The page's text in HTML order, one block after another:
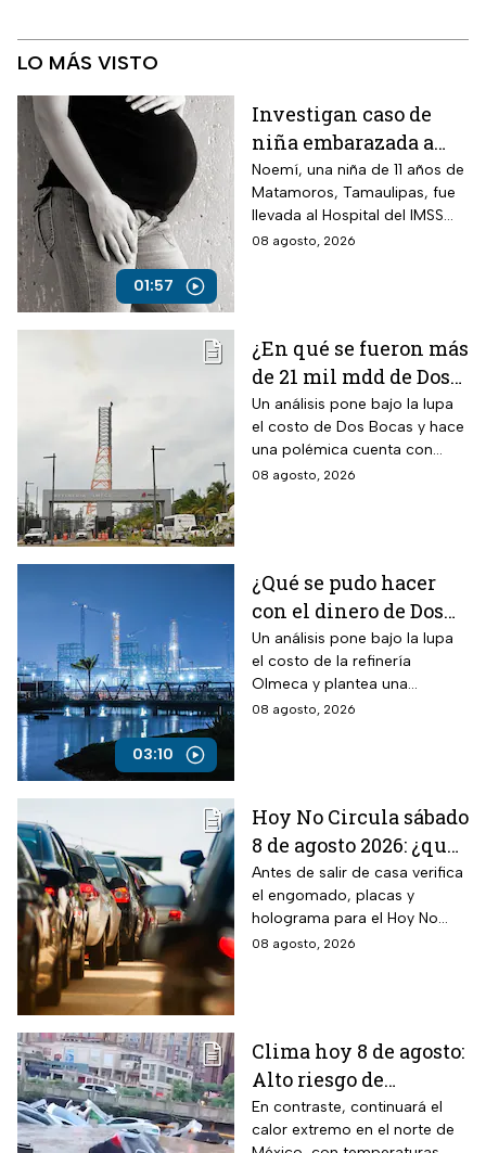
LO MÁS VISTO
01:57
Investigan caso de
niña embarazada a
sus 11 años
Noemí, una niña de 11 años de
Matamoros, Tamaulipas, fue
llevada al Hospital del IMSS
tras una llamada al 911 por
08 agosto, 2026
¿En qué se fueron más
de 21 mil mdd de Dos
Bocas? La polémica
cuenta de las
“refinerías hechizas”
Un análisis pone bajo la lupa
el costo de Dos Bocas y hace
una polémica cuenta con
pequeñas instalaciones
08 agosto, 2026
03:10
¿Qué se pudo hacer
con el dinero de Dos
Bocas? La polémica
cuenta de las
“refinerías hechizas”
Un análisis pone bajo la lupa
el costo de la refinería
Olmeca y plantea una
polémica comparación con
08 agosto, 2026
Hoy No Circula sábado
8 de agosto 2026: ¿qué
autos no circulan en
CDMX y Edomex?
Antes de salir de casa verifica
el engomado, placas y
holograma para el Hoy No
Circula de este sábado
08 agosto, 2026
Clima hoy 8 de agosto:
Alto riesgo de
inundaciones y
desbordamiento de
En contraste, continuará el
calor extremo en el norte de